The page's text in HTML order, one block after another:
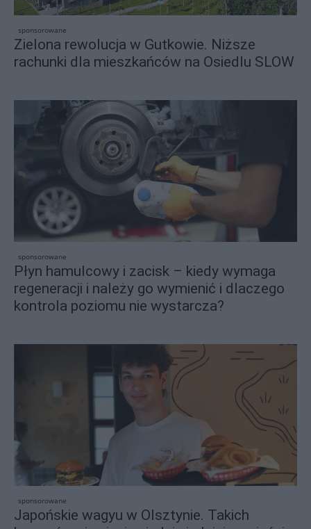
sponsorowane
Zielona rewolucja w Gutkowie. Niższe
rachunki dla mieszkańców na Osiedlu SLOW
sponsorowane
Płyn hamulcowy i zacisk – kiedy wymaga
regeneracji i należy go wymienić i dlaczego
kontrola poziomu nie wystarcza?
sponsorowane
Japońskie wagyu w Olsztynie. Takich